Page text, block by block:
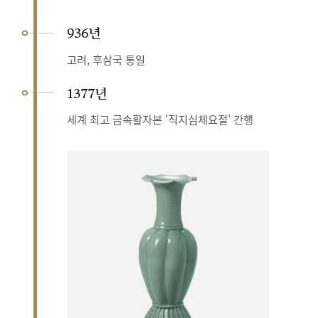
936년
고려, 후삼국 통일
1377년
세계 최고 금속활자본 ‘직지심체요절’ 간행